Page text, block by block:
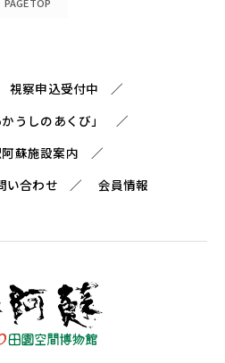
視察申込受付中
うしのあくび」
蘇施設案内
い合わせ
会員情報